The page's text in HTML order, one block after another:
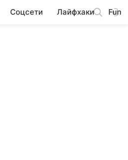
Соцсети Лайфхаки Fun